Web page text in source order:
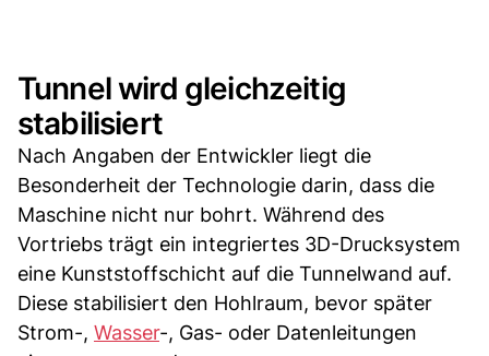
Tunnel wird gleichzeitig
stabilisiert
Nach Angaben der Entwickler liegt die
Besonderheit der Technologie darin, dass die
Maschine nicht nur bohrt. Während des
Vortriebs trägt ein integriertes 3D-Drucksystem
eine Kunststoffschicht auf die Tunnelwand auf.
Diese stabilisiert den Hohlraum, bevor später
Strom-, Wasser-, Gas- oder Datenleitungen